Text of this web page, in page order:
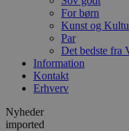
For børn
Kunst og
Par
Det bedste fra
Information
Kontakt
Erhverv
Nyheder
imported